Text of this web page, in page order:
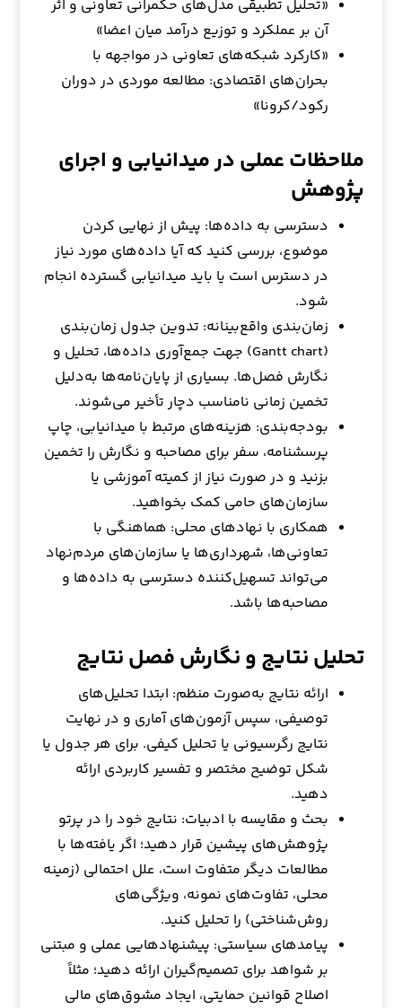
«تحلیل تطبیقی مدل‌های حکمرانی تعاونی و اثر
آن بر عملکرد و توزیع درآمد میان اعضا»
«کارکرد شبکه‌های تعاونی در مواجهه با
بحران‌های اقتصادی: مطالعه موردی در دوران
رکود/کرونا»
ملاحظات عملی در میدانیابی و اجرای
پژوهش
دسترسی به داده‌ها: پیش از نهایی کردن
موضوع، بررسی کنید که آیا داده‌های مورد نیاز
در دسترس است یا باید میدانیابی گسترده انجام
شود.
زمان‌بندی واقع‌بینانه: تدوین جدول زمان‌بندی
(Gantt chart) جهت جمع‌آوری داده‌ها، تحلیل و
نگارش فصل‌ها. بسیاری از پایان‌نامه‌ها به‌دلیل
تخمین زمانی نامناسب دچار تأخیر می‌شوند.
بودجه‌بندی: هزینه‌های مرتبط با میدانیابی، چاپ
پرسشنامه، سفر برای مصاحبه و نگارش را تخمین
بزنید و در صورت نیاز از کمیته آموزشی یا
سازمان‌های حامی کمک بخواهید.
همکاری با نهادهای محلی: هماهنگی با
تعاونی‌ها، شهرداری‌ها یا سازمان‌های مردم‌نهاد
می‌تواند تسهیل‌کننده دسترسی به داده‌ها و
مصاحبه‌ها باشد.
تحلیل نتایج و نگارش فصل نتایج
ارائه نتایج به‌صورت منظم: ابتدا تحلیل‌های
توصیفی، سپس آزمون‌های آماری و در نهایت
نتایج رگرسیونی یا تحلیل کیفی. برای هر جدول یا
شکل توضیح مختصر و تفسیر کاربردی ارائه
دهید.
بحث و مقایسه با ادبیات: نتایج خود را در پرتو
پژوهش‌های پیشین قرار دهید؛ اگر یافته‌ها با
مطالعات دیگر متفاوت است، علل احتمالی (زمینه
محلی، تفاوت‌های نمونه، ویژگی‌های
روش‌شناختی) را تحلیل کنید.
پیامدهای سیاستی: پیشنهادهایی عملی و مبتنی
بر شواهد برای تصمیم‌گیران ارائه دهید؛ مثلاً
اصلاح قوانین حمایتی، ایجاد مشوق‌های مالی